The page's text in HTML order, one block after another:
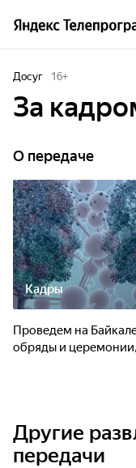
Досуг 16+
За
О передаче
Кадры
Проведем на
обряды и
Другие
передачи